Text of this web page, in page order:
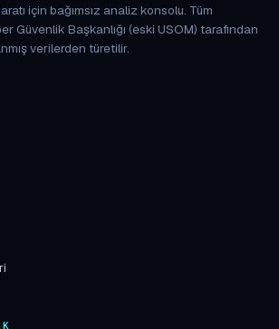
için bağımsız analiz konsolu. Tüm
Güvenlik Başkanlığı (eski USOM) tarafından
verilerden türetilir.